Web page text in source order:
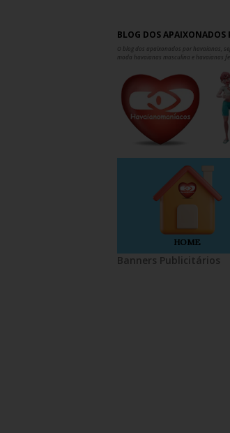
BLOG DOS
O blog dos apaixonados por havaianas,
moda havaianas masculina e havaianas
HOME
Banners Publicitários